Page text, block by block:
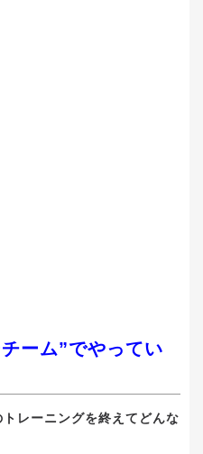
ーム”でやってい
レーニングを終えてどんな